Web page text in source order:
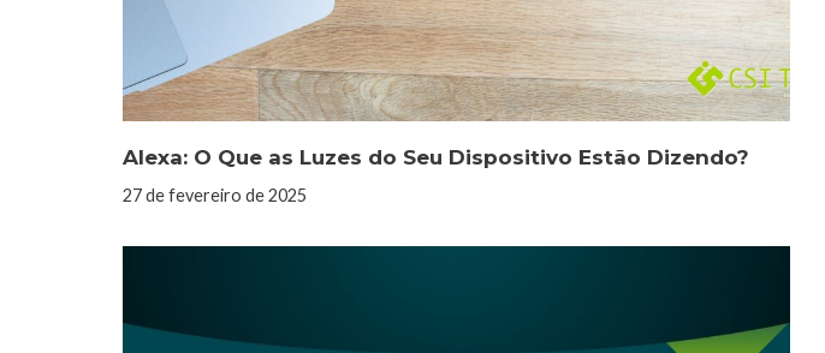
Alexa: O Que as Luzes do Seu Dispositivo Estão Dizendo?
27 de fevereiro de 2025